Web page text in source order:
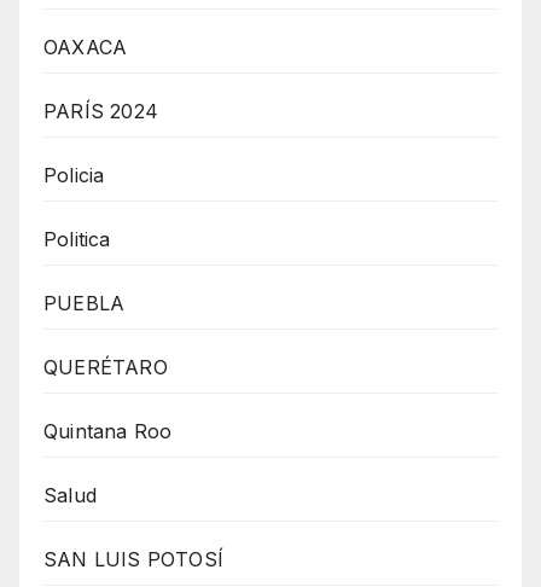
OAXACA
PARÍS 2024
Policia
Politica
PUEBLA
QUERÉTARO
Quintana Roo
Salud
SAN LUIS POTOSÍ